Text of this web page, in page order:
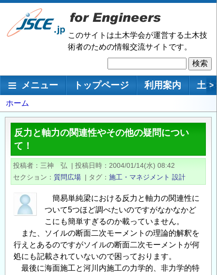
メ
ン
移
このサイトは土木学会が運営する土木技
術者のための情報交流サイトです。
索
メインナビゲーション
メニュー トップページ 利用案内 土 >
パ
ン
ず
ホーム
反力と軸力の関連性やその他の疑問につい
て！
投稿者 三神 弘 | 投稿日時
2004/01/14(水) 08:42
セクション
質問広場 | タグ 施工・マネジメント 設計
簡易単純梁における反力と軸力の関連性に
ついて5つほど調べたいのですがなかなかど
こにも簡単すぎるのか載っていません。
また、ソイルの断面二次モーメントの理論的解釈を
行えとあるのですがソイルの断面二次モーメントが何
処にも記載されていないので困っております。
最後に海面施工と河川内施工の力学的、非力学的特